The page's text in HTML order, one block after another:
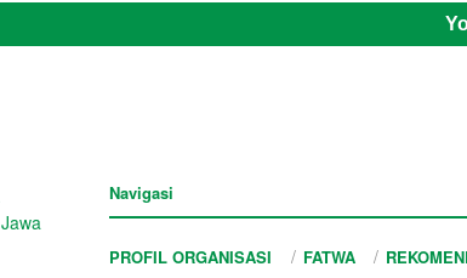
Navigasi
PROFIL ORGANISASI FATWA